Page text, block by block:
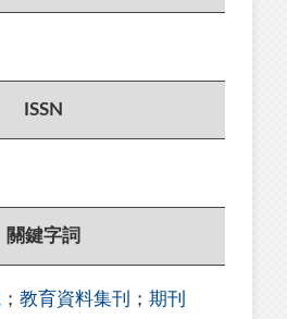
ISSN
關鍵字詞
； 教育資料集刊 ； 期刊